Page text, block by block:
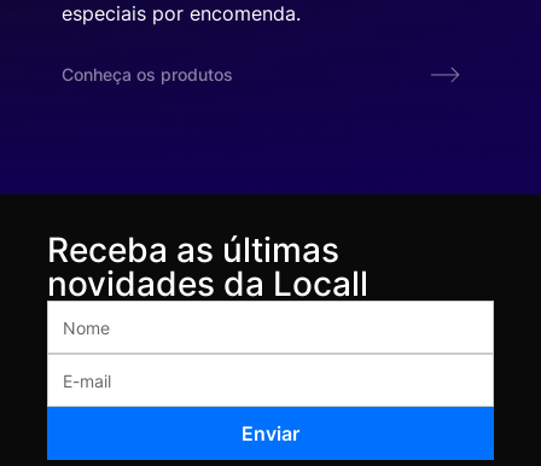
especiais por encomenda.
Conheça os produtos
Receba as últimas
novidades da Locall